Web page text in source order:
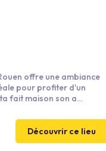
offre une ambiance
pour profiter d'un
fait maison son a
sportifs toute la
café et regarder un
Découvrir ce lieu